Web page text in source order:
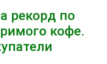
рекорд по
кофе.